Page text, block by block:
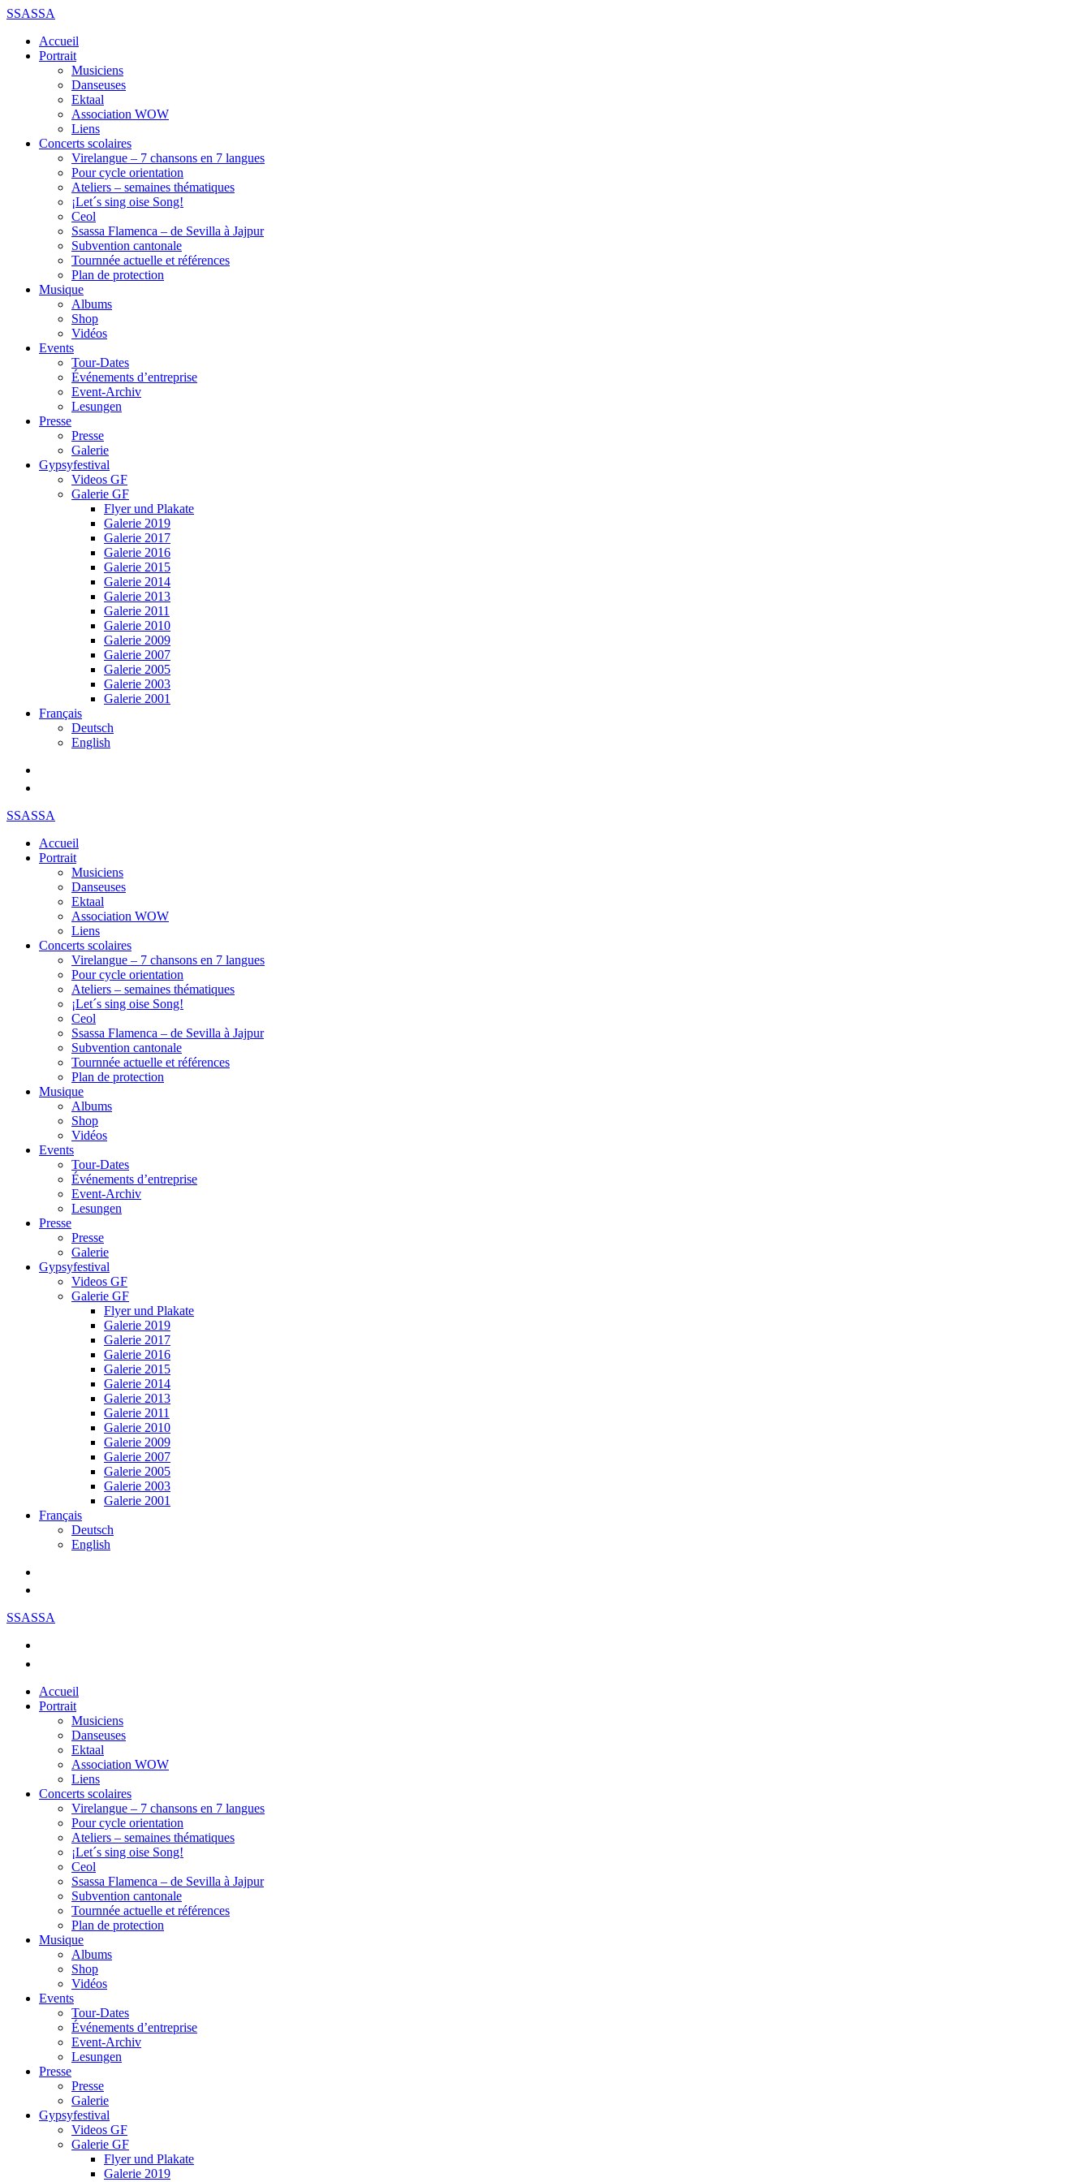
SSASSA
Accueil
Portrait
Musiciens
Danseuses
Ektaal
Association WOW
Liens
Concerts scolaires
Virelangue – 7 chansons en 7 langues
Pour cycle orientation
Ateliers – semaines thématiques
¡Let´s sing oise Song!
Ceol
Ssassa Flamenca – de Sevilla à Jajpur
Subvention cantonale
Tournnée actuelle et références
Plan de protection
Musique
Albums
Shop
Vidéos
Events
Tour-Dates
Événements d’entreprise
Event-Archiv
Lesungen
Presse
Presse
Galerie
Gypsyfestival
Videos GF
Galerie GF
Flyer und Plakate
Galerie 2019
Galerie 2017
Galerie 2016
Galerie 2015
Galerie 2014
Galerie 2013
Galerie 2011
Galerie 2010
Galerie 2009
Galerie 2007
Galerie 2005
Galerie 2003
Galerie 2001
Français
Deutsch
English
SSASSA
Accueil
Portrait
Musiciens
Danseuses
Ektaal
Association WOW
Liens
Concerts scolaires
Virelangue – 7 chansons en 7 langues
Pour cycle orientation
Ateliers – semaines thématiques
¡Let´s sing oise Song!
Ceol
Ssassa Flamenca – de Sevilla à Jajpur
Subvention cantonale
Tournnée actuelle et références
Plan de protection
Musique
Albums
Shop
Vidéos
Events
Tour-Dates
Événements d’entreprise
Event-Archiv
Lesungen
Presse
Presse
Galerie
Gypsyfestival
Videos GF
Galerie GF
Flyer und Plakate
Galerie 2019
Galerie 2017
Galerie 2016
Galerie 2015
Galerie 2014
Galerie 2013
Galerie 2011
Galerie 2010
Galerie 2009
Galerie 2007
Galerie 2005
Galerie 2003
Galerie 2001
Français
Deutsch
English
SSASSA
Accueil
Portrait
Musiciens
Danseuses
Ektaal
Association WOW
Liens
Concerts scolaires
Virelangue – 7 chansons en 7 langues
Pour cycle orientation
Ateliers – semaines thématiques
¡Let´s sing oise Song!
Ceol
Ssassa Flamenca – de Sevilla à Jajpur
Subvention cantonale
Tournnée actuelle et références
Plan de protection
Musique
Albums
Shop
Vidéos
Events
Tour-Dates
Événements d’entreprise
Event-Archiv
Lesungen
Presse
Presse
Galerie
Gypsyfestival
Videos GF
Galerie GF
Flyer und Plakate
Galerie 2019